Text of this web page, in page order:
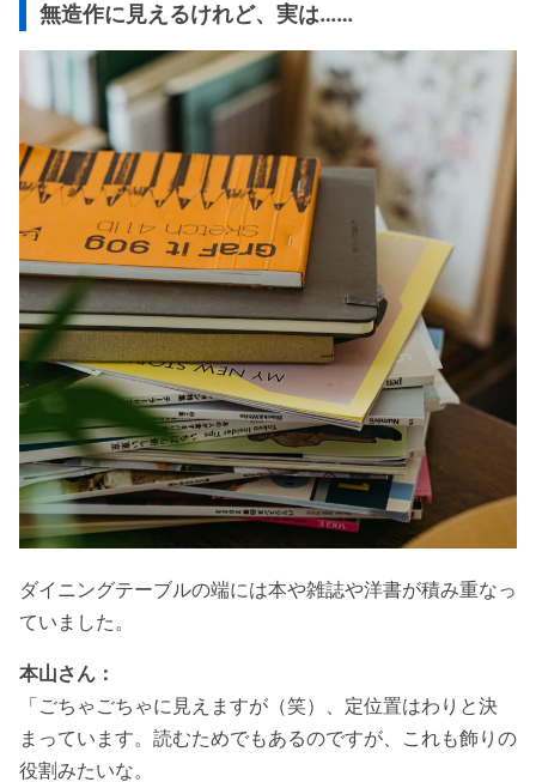
無造作に見えるけれど、実は……
ダイニングテーブルの端には本や雑誌や洋書が積み重なっ
ていました。
本山さん：
「ごちゃごちゃに見えますが（笑）、定位置はわりと決
まっています。読むためでもあるのですが、これも飾りの
役割みたいな。